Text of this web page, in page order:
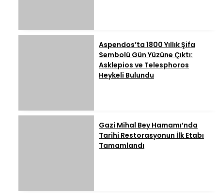
Aspendos’ta 1800 Yıllık Şifa
Sembolü Gün Yüzüne Çıktı:
Asklepios ve Telesphoros
Heykeli Bulundu
Gazi Mihal Bey Hamamı’nda
Tarihi Restorasyonun İlk Etabı
Tamamlandı